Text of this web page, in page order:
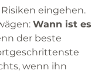
eingehen.
Wann ist es
der beste
wenn ihn